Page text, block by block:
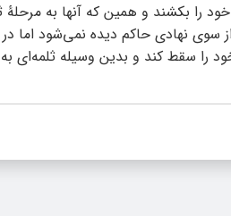
را بکشند و همین که آنها به
از سوی نهادی حاکم دیده نمی‌شود
را سقط کند و بدین وسیله ثلمه‌ای